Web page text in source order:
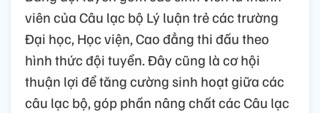
viên của Câu lạc bộ Lý luận trẻ các trường
Đại học, Học viện, Cao đẳng thi đấu theo
hình thức đội tuyển. Đây cũng là cơ hội
thuận lợi để tăng cường sinh hoạt giữa các
câu lạc bộ, góp phần nâng chất các Câu lạc